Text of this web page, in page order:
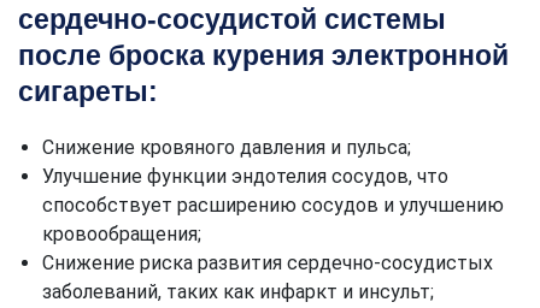
сердечно-сосудистой системы
после броска курения электронной
сигареты:
Снижение кровяного давления и пульса;
Улучшение функции эндотелия сосудов, что
способствует расширению сосудов и улучшению
кровообращения;
Снижение риска развития сердечно-сосудистых
заболеваний, таких как инфаркт и инсульт;